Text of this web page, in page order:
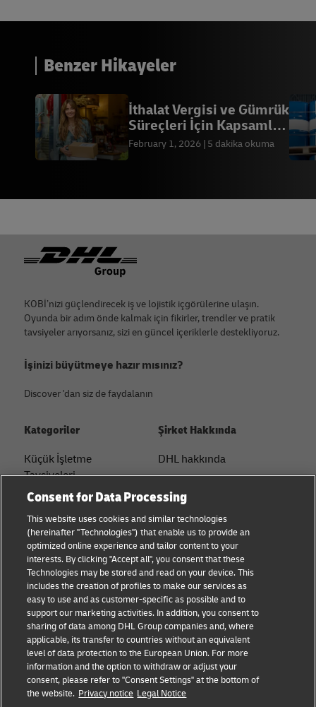
Benzer Hikayeler
İthalat Vergisi ve Gümrük
Süreçleri İçin Kapsamlı
Rehber
February 1, 2026 5 dakika okuma
Footer
KOBİ’nizi güçlendirecek iş ve lojistik içgörülerine ulaşın.
Oyunda bir adım önde kalmak için fikirler, trendler ve pratik
tavsiyeler arıyorsanız, sizi en güncel içeriklerle destekliyoruz.
İşinizi büyütmeye hazır mısınız?
Discover 'dan siz de faydalanın
Kategoriler
Küçük İşletme
Tavsiyeleri
E-ticaret Tavsiyeleri
B2B Tavsiyeleri
Lojistik Tavsiyeleri
Haberler ve Görüşler
DHL ile gönderin
Şirket Hakkında
DHL hakkında
Basın Merkezi
Sürdürülebilirlik
Yasal bildirim
Kullanım Şartları
Gizlilik
Çerez Ayarları
Bizi takip edin
Consent for Data Processing
This website uses cookies and similar technologies
(hereinafter "Technologies") that enable us to provide an
optimized online experience and tailor content to your
interests. By clicking "Accept all", you consent that these
Technologies may be stored and read on your device. This
includes the creation of profiles to make our services as
easy to use and as customer-specific as possible and to
support our marketing activities. In addition, you consent to
sharing of data among DHL Group companies and, where
applicable, its transfer to countries without an equivalent
level of data protection to the European Union. For more
information and the option to withdraw or adjust your
consent, please refer to "Consent Settings" at the bottom of
the website. Privacy notice Legal Notice